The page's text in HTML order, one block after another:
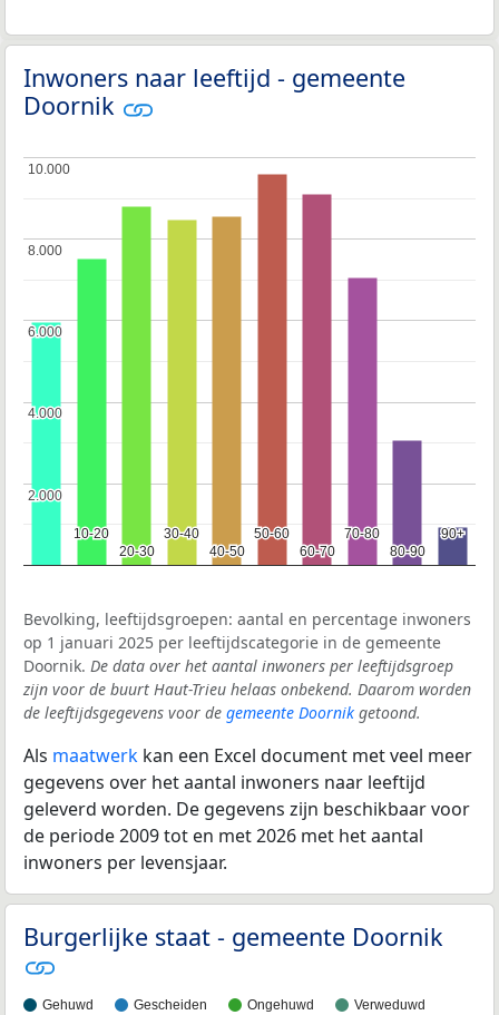
Inwoners naar leeftijd - gemeente
Doornik
10-20
10-20
20-30
20-30
30-40
30-40
40-50
40-50
50-60
50-60
60-70
60-70
70-80
70-80
80-90
80-90
90+
90+
2.000
2.000
4.000
4.000
6.000
6.000
8.000
8.000
10.000
10.000
Bevolking, leeftijdsgroepen: aantal en percentage inwoners
op 1 januari 2025 per leeftijdscategorie in de gemeente
Doornik. De data over het aantal inwoners per leeftijdsgroep
zijn voor de buurt Haut-Trieu helaas onbekend. Daarom worden
de leeftijdsgegevens voor de gemeente Doornik getoond.
Als maatwerk kan een Excel document met veel meer
gegevens over het aantal inwoners naar leeftijd
geleverd worden. De gegevens zijn beschikbaar voor
de periode 2009 tot en met 2026 met het aantal
inwoners per levensjaar.
Burgerlijke staat - gemeente Doornik
Gehuwd Gescheiden Ongehuwd Verweduwd